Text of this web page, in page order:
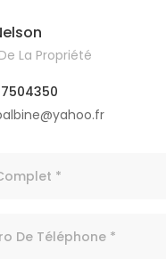
La Propriété